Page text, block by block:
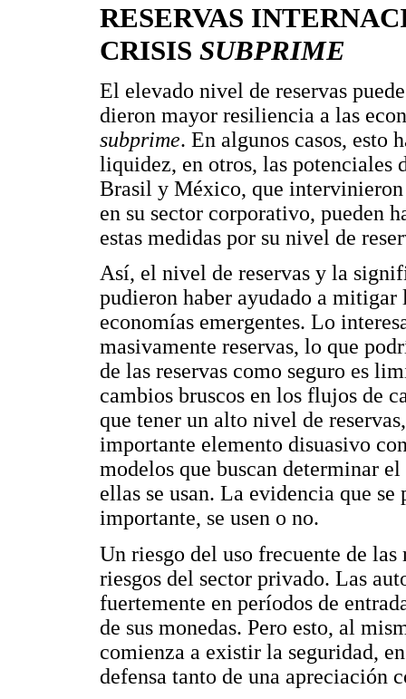
RESERVAS
CRISIS SUBPRIME
El elevado nivel de reservas
dieron mayor resiliencia a las
subprime. En algunos casos, esto
liquidez, en otros, las potenciales
Brasil y México, que
en su sector corporativo, pueden
estas medidas por su nivel de
Así, el nivel de reservas y la
pudieron haber ayudado a
economías emergentes. Lo
masivamente reservas, lo que
de las reservas como seguro es
cambios bruscos en los flujos de
que tener un alto nivel de
importante elemento disuasivo
modelos que buscan determinar
ellas se usan. La evidencia que se
importante, se usen o no.
Un riesgo del uso frecuente de
riesgos del sector privado. Las
fuertemente en períodos de
de sus monedas. Pero esto, al
comienza a existir la seguridad,
defensa tanto de una apreciación